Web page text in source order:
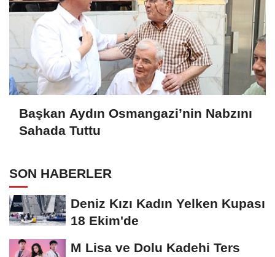
Başkan Aydın Osmangazi’nin Nabzını
Sahada Tuttu
SON HABERLER
Deniz Kızı Kadın Yelken Kupası
18 Ekim'de
M Lisa ve Dolu Kadehi Ters